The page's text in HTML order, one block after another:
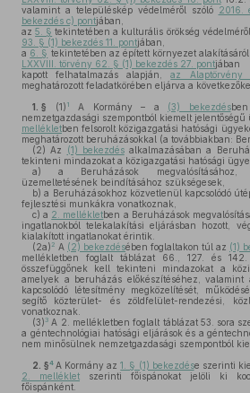
valamint a településkép védelméről szóló 2016.
bekezdés c) pontjában,
az5. § tekintetében a kulturális örökség
93. § (1) bekezdés 11. pontjában,
a 6. § tekintetében az épített környezet
LXXVIII. törvény 62. § (1) bekezdés 27. pontjában
kapott felhatalmazás alapján,az Alaptörvény
meghatározott feladatkörében eljárva a
1. § (1) 1 A Kormány – a (3) bekezdés
nemzetgazdasági szempontból kiemelt
mellékletben felsorolt közigazgatási hatósági
meghatározott beruházásokkal (a továbbiakban:
(2) Az (1) bekezdésalkalmazásában a
tekinteni mindazokat a közigazgatási hatósági
a) a Beruházások megvalósításához,
üzemeltetésének beindításához szükségesek,
b) a Beruházásokhoz közvetlenül kapcsolódó
fejlesztési munkákra vonatkoznak,
c) a 2. mellékletben a Beruházások
ingatlanokból telekalakítási eljárásban hozott,
kialakított ingatlanokat érintik.
(2a) 2 A (2) bekezdésében foglaltakon túl az (1)
mellékletben foglalt táblázat 66., 127. és
összefüggőnek kell tekinteni mindazokat a
amelyek a beruházás előkészítéséhez, valamint
kapcsolódó létesítmény megközelítését,
segítő közterület- és zöldfelület-rendezési,
vonatkoznak.
(3) 3 A 2. mellékletben foglalt táblázat 53. sora
a géntechnológiai hatósági eljárások és a
nem minősülnek nemzetgazdasági szempontból
2. §4 A Kormány az1. § (1) bekezdése szerinti
2. melléklet szerinti főispánokat jelöli ki
főispánként.